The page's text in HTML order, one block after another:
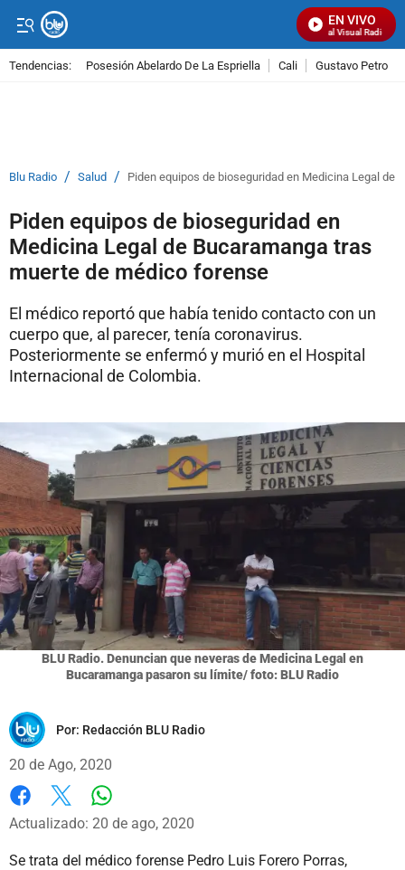
EN VIVO
Señal Visual Radio
Tendencias: Posesión Abelardo De La Espriella Cali Gustavo Petro
Blu Radio / Salud / Piden equipos de bioseguridad en Medicina Legal de
Piden equipos de bioseguridad en
Medicina Legal de Bucaramanga tras
muerte de médico forense
El médico reportó que había tenido contacto con un
cuerpo que, al parecer, tenía coronavirus.
Posteriormente se enfermó y murió en el Hospital
Internacional de Colombia.
BLU Radio. Denuncian que neveras de Medicina Legal en
Bucaramanga pasaron su límite/ foto: BLU Radio
Por: Redacción BLU Radio
20 de Ago, 2020
Facebook
X
Actualizado: 20 de ago, 2020
Se trata del médico forense Pedro Luis Forero Porras,